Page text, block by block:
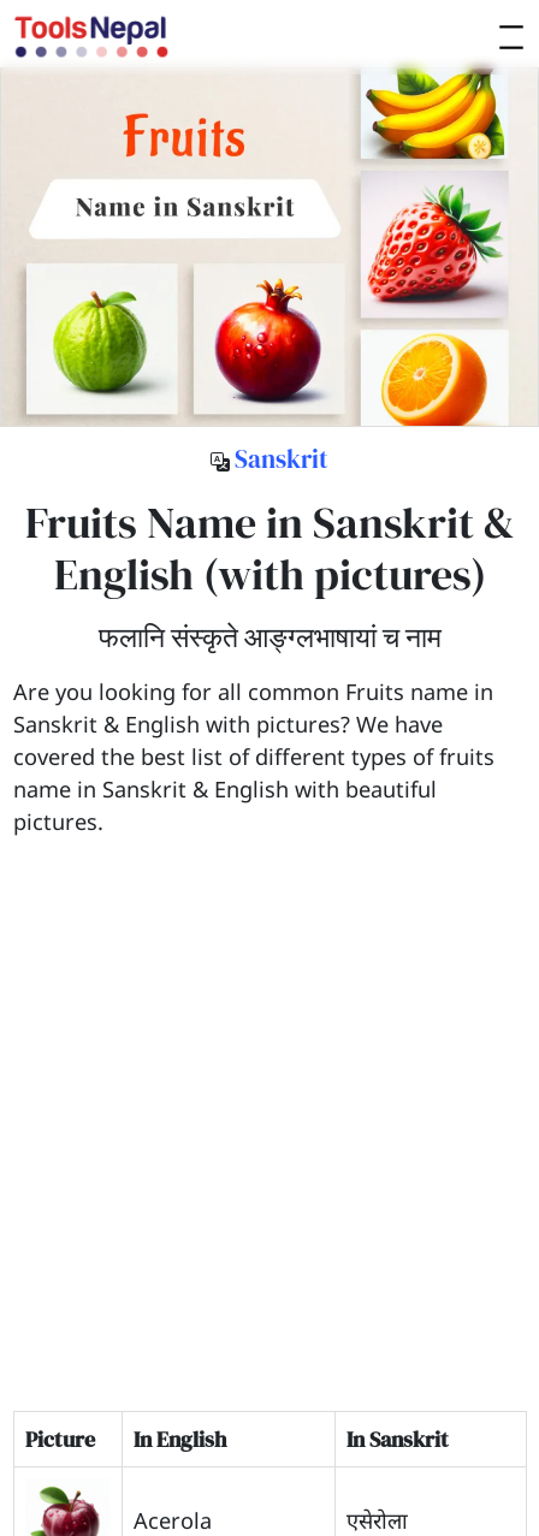
Sanskrit
Fruits Name in Sanskrit &
English (with pictures)
फलानि संस्कृते आङ्ग्लभाषायां च नाम
Are you looking for all common Fruits name in
Sanskrit & English with pictures? We have
covered the best list of different types of fruits
name in Sanskrit & English with beautiful
pictures.
Picture In English In Sanskrit
Acerola एसेरोला